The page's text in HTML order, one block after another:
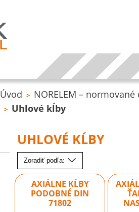
Úvod > NORELEM – normované
> Uhlové kĺby
UHLOVÉ KĹBY
Zoradiť podľa:
AXIÁLNE KĹBY
PODOBNÉ DIN
71802